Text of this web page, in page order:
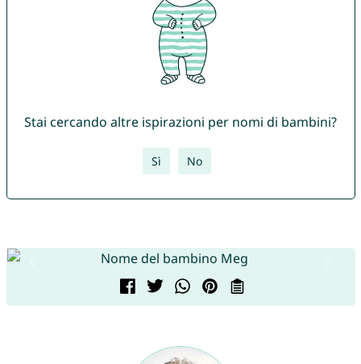
Stai cercando altre ispirazioni per nomi di bambini?
Sì No